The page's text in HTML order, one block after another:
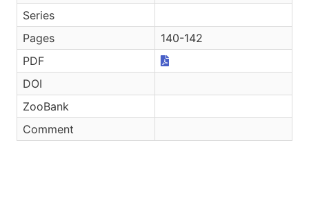
Series
Pages
140-142
PDF
DOI
ZooBank
Comment